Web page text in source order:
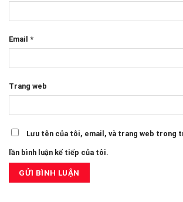
Email *
Trang web
Lưu tên của tôi, email, và trang web trong
lần bình luận kế tiếp của tôi.